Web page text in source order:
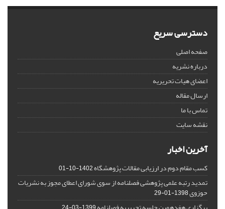
دسترسی سریع
صفحه اصلی
درباره نشریه
اعضای هیات تحریریه
ارسال مقاله
تماس با ما
نقشه سایت
آخرین اخبار
کسب مقام دوم در ارزیابی مقالات پژوهشگاه1402-10-01
تمدید رتبه علمی پژوهشی فصلنامه از سوی شورای اعطای مجوز به نشریات
حوزوی1398-01-29